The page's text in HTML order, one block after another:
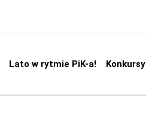
Lato w rytmie PiK-a! Konkursy